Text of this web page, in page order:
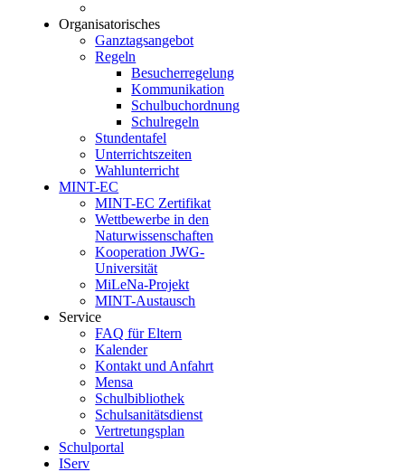
Organisatorisches
Ganztagsangebot
Regeln
Besucherregelung
Kommunikation
Schulbuchordnung
Schulregeln
Stundentafel
Unterrichtszeiten
Wahlunterricht
MINT-EC
MINT-EC Zertifikat
Wettbewerbe in den
Naturwissenschaften
Kooperation JWG-
Universität
MiLeNa-Projekt
MINT-Austausch
Service
FAQ für Eltern
Kalender
Kontakt und Anfahrt
Mensa
Schulbibliothek
Schulsanitätsdienst
Vertretungsplan
Schulportal
IServ